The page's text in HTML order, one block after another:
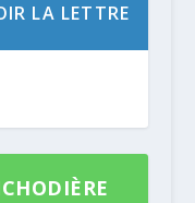
LA LETTRE